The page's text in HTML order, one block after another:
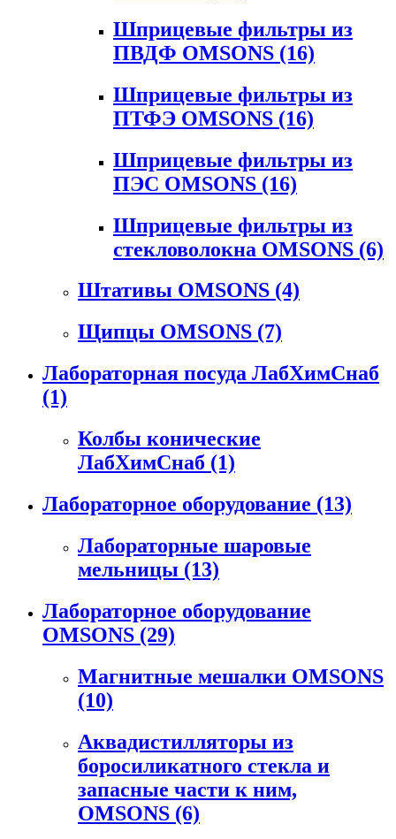
Шприцевые фильтры из
ПВДФ OMSONS (16)
Шприцевые фильтры из
ПТФЭ OMSONS (16)
Шприцевые фильтры из
ПЭС OMSONS (16)
Шприцевые фильтры из
стекловолокна OMSONS (6)
Штативы OMSONS (4)
Щипцы OMSONS (7)
Лабораторная посуда ЛабХимСнаб
(1)
Колбы конические
ЛабХимСнаб (1)
Лабораторное оборудование (13)
Лабораторные шаровые
мельницы (13)
Лабораторное оборудование
OMSONS (29)
Магнитные мешалки OMSONS
(10)
Аквадистилляторы из
боросиликатного стекла и
запасные части к ним,
OMSONS (6)